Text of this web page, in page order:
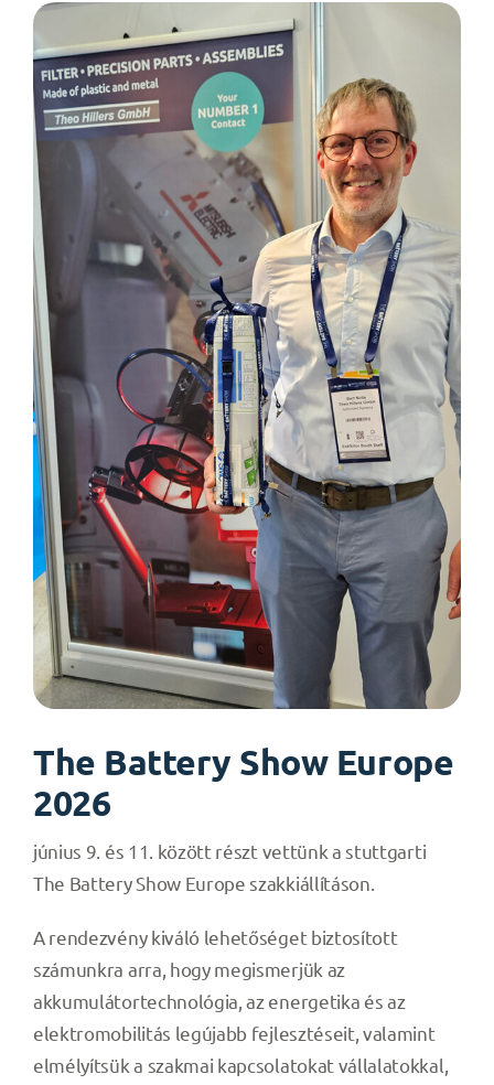
Hírek
Kapcsolatfelvétel
The Battery Show Europe
2026
június 9. és 11. között részt vettünk a stuttgarti
The Battery Show Europe szakkiállításon.
A rendezvény kiváló lehetőséget biztosított
számunkra arra, hogy megismerjük az
akkumulátortechnológia, az energetika és az
elektromobilitás legújabb fejlesztéseit, valamint
elmélyítsük a szakmai kapcsolatokat vállalatokkal,